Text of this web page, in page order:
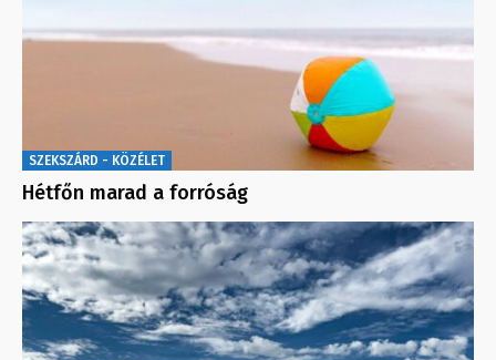
SZEKSZÁRD - KÖZÉLET
Hétfőn marad a forróság